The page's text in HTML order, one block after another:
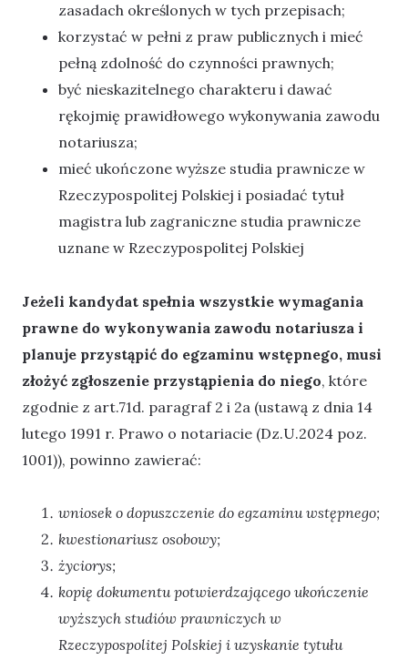
zasadach określonych w tych przepisach;
korzystać w pełni z praw publicznych i mieć
pełną zdolność do czynności prawnych;
być nieskazitelnego charakteru i dawać
rękojmię prawidłowego wykonywania zawodu
notariusza;
mieć ukończone wyższe studia prawnicze w
Rzeczypospolitej Polskiej i posiadać tytuł
magistra lub zagraniczne studia prawnicze
uznane w Rzeczypospolitej Polskiej
Jeżeli kandydat spełnia wszystkie wymagania
prawne do wykonywania zawodu notariusza i
planuje przystąpić do egzaminu wstępnego, musi
złożyć zgłoszenie przystąpienia do niego, które
zgodnie z art.71d. paragraf 2 i 2a (ustawą z dnia 14
lutego 1991 r. Prawo o notariacie (Dz.U.2024 poz.
1001)), powinno zawierać:
wniosek o dopuszczenie do egzaminu wstępnego;
kwestionariusz osobowy;
życiorys;
kopię dokumentu potwierdzającego ukończenie
wyższych studiów prawniczych w
Rzeczypospolitej Polskiej i uzyskanie tytułu